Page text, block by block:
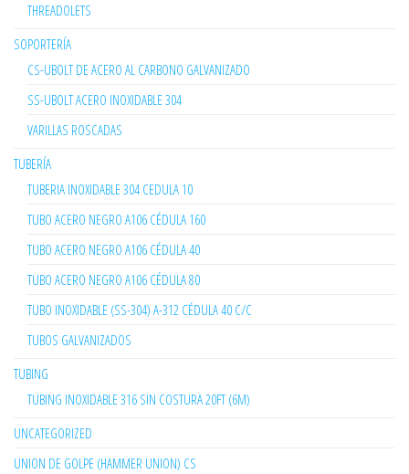
THREADOLETS
SOPORTERÍA
CS-UBOLT DE ACERO AL CARBONO GALVANIZADO
SS-UBOLT ACERO INOXIDABLE 304
VARILLAS ROSCADAS
TUBERÍA
TUBERIA INOXIDABLE 304 CEDULA 10
TUBO ACERO NEGRO A106 CÉDULA 160
TUBO ACERO NEGRO A106 CÉDULA 40
TUBO ACERO NEGRO A106 CÉDULA 80
TUBO INOXIDABLE (SS-304) A-312 CÉDULA 40 C/C
TUBOS GALVANIZADOS
TUBING
TUBING INOXIDABLE 316 SIN COSTURA 20FT (6M)
UNCATEGORIZED
UNION DE GOLPE (HAMMER UNION) CS